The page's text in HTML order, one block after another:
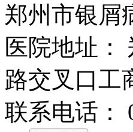
郑州市银屑
医院地址：
路交叉口工
联系电话：